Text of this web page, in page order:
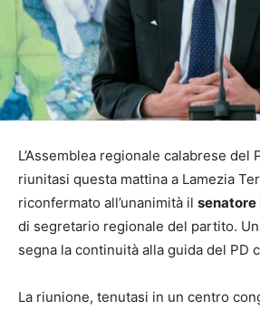
L’Assemblea regionale calabrese del
riunitasi questa mattina a Lamezia
riconfermato all’unanimità il senatore
di segretario regionale del partito.
segna la continuità alla guida del PD
La riunione, tenutasi in un centro